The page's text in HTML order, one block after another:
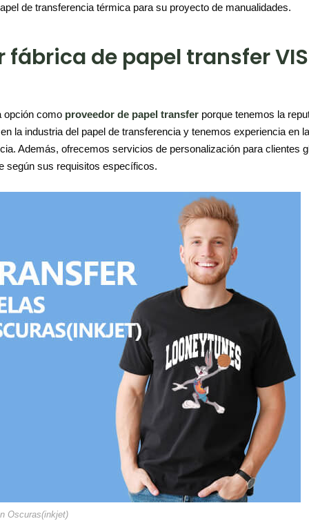
de transferencia térmica para su proyecto de manualidades.
fábrica de papel transfer
opción como proveedor de papel transfer porque tenemos la
la industria del papel de transferencia y tenemos experiencia en
Además, ofrecemos servicios de personalización para clientes
según sus requisitos específicos.
Oscuras(inkjet)